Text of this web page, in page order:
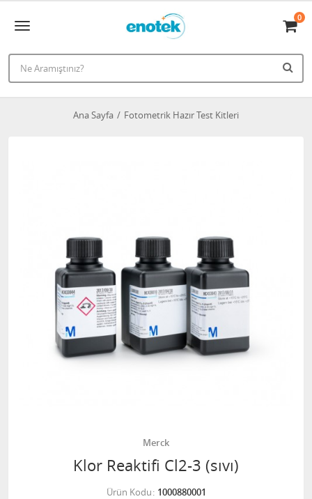
0
Ana Sayfa Fotometrik Hazır Test Kitleri
Merck
Klor Reaktifi Cl2-3 (sıvı)
Ürün Kodu 1000880001